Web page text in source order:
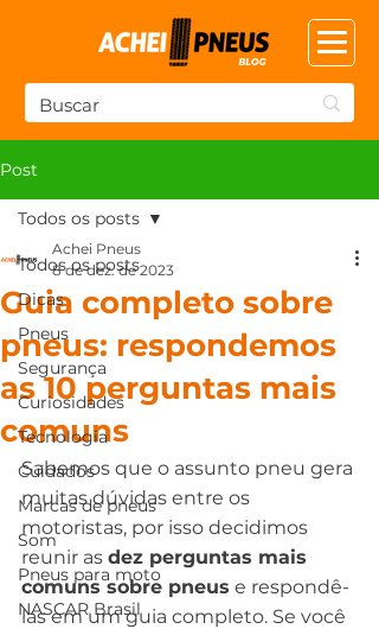
Post
Todos os posts
Dicas
Pneus
Segurança
Curiosidades
Tecnologia
Cuidados
Marcas de pneus
Som
Pneus para moto
NASCAR Brasil
Todos os posts
Guia completo sobre
pneus: respondemos
as 10 perguntas mais
comuns
Achei Pneus
8 de dez. de 2023
Sabemos que o assunto pneu gera
muitas dúvidas entre os
motoristas, por isso decidimos
reunir as dez perguntas mais
comuns sobre pneus e respondê-
las em um guia completo. Se você